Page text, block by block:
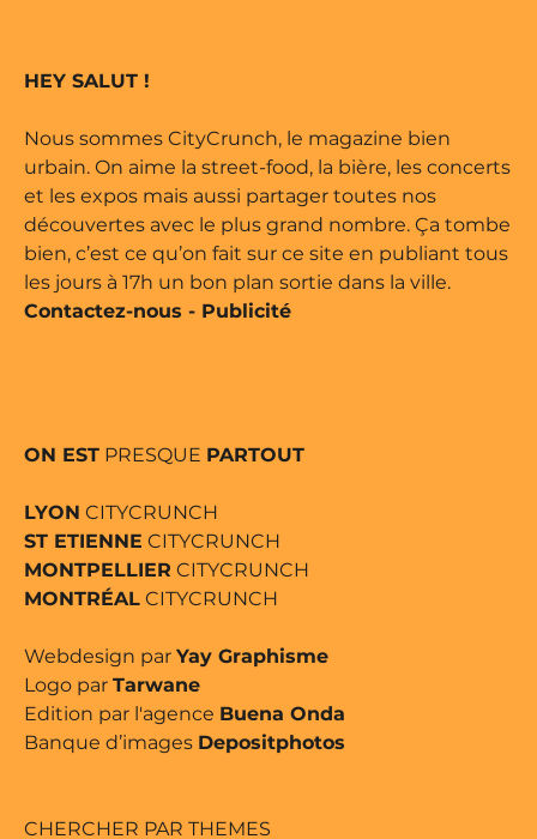
édité par Buena Onda Web •
HEY SALUT !
Nous sommes CityCrunch, le magazine bien
urbain. On aime la street-food, la bière, les concerts
et les expos mais aussi partager toutes nos
découvertes avec le plus grand nombre. Ça tombe
bien, c’est ce qu’on fait sur ce site en publiant tous
les jours à 17h un bon plan sortie dans la ville.
Contactez-nous - Publicité
ON EST PRESQUE PARTOUT
LYON CITYCRUNCH
ST ETIENNE CITYCRUNCH
MONTPELLIER CITYCRUNCH
MONTRÉAL CITYCRUNCH
Webdesign par Yay Graphisme
Logo par Tarwane
Edition par l'agence Buena Onda
Banque d’images Depositphotos
CHERCHER PAR THEMES